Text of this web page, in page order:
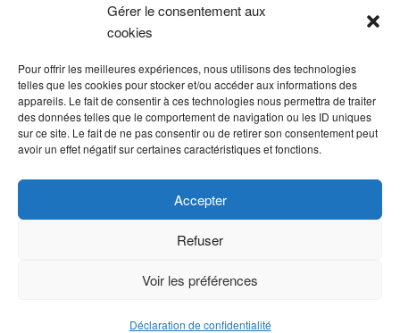
Gérer le consentement aux
cookies
Pour offrir les meilleures expériences, nous utilisons des technologies
telles que les cookies pour stocker et/ou accéder aux informations des
appareils. Le fait de consentir à ces technologies nous permettra de traiter
des données telles que le comportement de navigation ou les ID uniques
sur ce site. Le fait de ne pas consentir ou de retirer son consentement peut
avoir un effet négatif sur certaines caractéristiques et fonctions.
Accepter
Refuser
Voir les préférences
Déclaration de confidentialité
A quelles dates de l’année offre-t-on des fleurs ?
Les fleurs préférées des Français
Combien de fois arroser un cactus ?
Quelles fleurs offrir pour la fête des mères ?
Idées de décoration avec fleurs séchées